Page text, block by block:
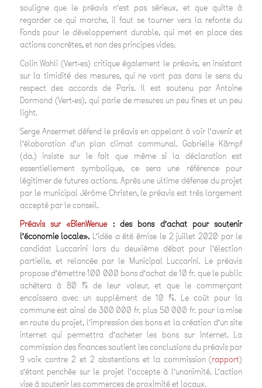
souligne que le préavis n’est pas sérieux, et que quitte à
regarder ce qui marche, il faut se tourner vers la refonte du
Fonds pour le développement durable, qui met en place des
actions concrètes, et non des principes vides.
Colin Wahli (Vert·es) critique également le préavis, en insistant
sur la timidité des mesures, qui ne vont pas dans le sens du
respect des accords de Paris. Il est soutenu par Antoine
Dormond (Vert·es), qui parle de mesures un peu fines et un peu
light.
Serge Ansermet défend le préavis en appelant à voir l’avenir et
l’élaboration d’un plan climat communal. Gabrielle Kämpf
(da.) insiste sur le fait que même si la déclaration est
essentiellement symbolique, ce sera une référence pour
légitimer de futures actions. Après une ultime défense du projet
par le municipal Jérôme Christen, le préavis est très largement
accepté par le conseil.
Préavis sur «BienWenue : des bons d’achat pour soutenir
l’économie locale». L’idée a été émise le 2 juillet 2020 par le
candidat Luccarini lors du deuxième débat pour l’élection
partielle, et relancée par le Municipal Luccarini. Le préavis
propose d’émettre 100 000 bons d’achat de 10 fr. que le public
achètera à 80 % de leur valeur, et que le commerçant
encaissera avec un supplément de 10 %. Le coût pour la
commune est ainsi de 300 000 fr. plus 50 000 fr. pour la mise
en route du projet, l’impression des bons et la création d’un site
internet qui permettra d’acheter les bons sur Internet. La
commission des finances soutient les conclusions du préavis par
9 voix contre 2 et 2 abstentions et la commission (rapport)
s’étant penchée sur le projet l’accepte à l’unanimité. L’action
vise à soutenir les commerces de proximité et locaux.